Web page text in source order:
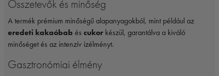
Összetevők és minőség
A termék prémium minőségű alapanyagokból, mint például az
eredeti kakaóbab és cukor készül, garantálva a kiváló
minőséget és az intenzív ízélményt.
Gasztronómiai élmény